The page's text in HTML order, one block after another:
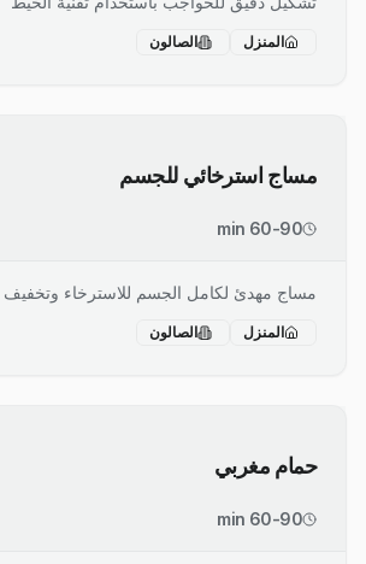
المنزل الصالون
مساج استرخائي للجسم
60-90 min
مساج مهدئ لكامل الجسم للاسترخاء وتخفيف
المنزل الصالون
حمام مغربي
60-90 min